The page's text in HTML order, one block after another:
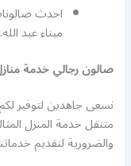
ميناء عبد الله.
صالون رجالي خدمة
نسعى جاهدين لتوفير
متنقل خدمة المنزل
والضرورية لتقديم